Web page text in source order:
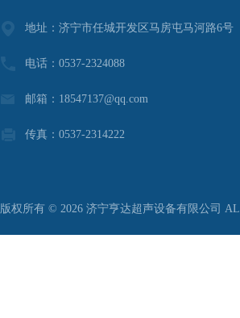
地址：济宁市任城开发区马房屯马河路6号
电话：0537-2324088
邮箱：18547137@qq.com
传真：0537-2314222
版权所有 © 2026 济宁亨达超声设备有限公司